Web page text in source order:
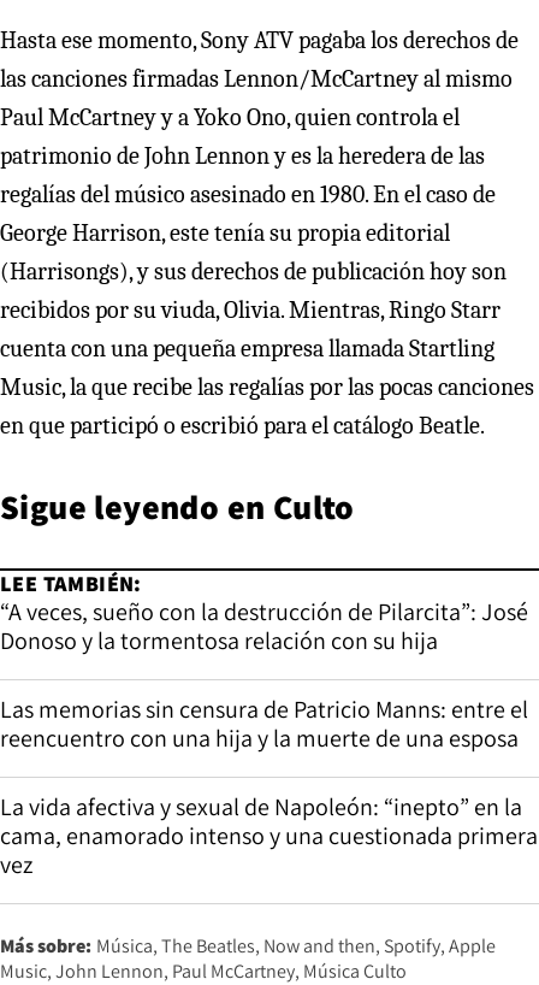
Hasta ese momento, Sony ATV pagaba los derechos de
las canciones firmadas Lennon/McCartney al mismo
Paul McCartney y a Yoko Ono, quien controla el
patrimonio de John Lennon y es la heredera de las
regalías del músico asesinado en 1980. En el caso de
George Harrison, este tenía su propia editorial
(Harrisongs), y sus derechos de publicación hoy son
recibidos por su viuda, Olivia. Mientras, Ringo Starr
cuenta con una pequeña empresa llamada Startling
Music, la que recibe las regalías por las pocas canciones
en que participó o escribió para el catálogo Beatle.
Sigue leyendo en Culto
LEE TAMBIÉN:
“A veces, sueño con la destrucción de Pilarcita”: José
Donoso y la tormentosa relación con su hija
Las memorias sin censura de Patricio Manns: entre el
reencuentro con una hija y la muerte de una esposa
La vida afectiva y sexual de Napoleón: “inepto” en la
cama, enamorado intenso y una cuestionada primera
vez
Más sobre: Música The Beatles Now and then Spotify Apple
Music John Lennon Paul McCartney Música Culto